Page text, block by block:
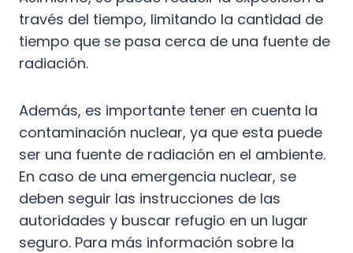
través del tiempo, limitando la cantidad de
tiempo que se pasa cerca de una fuente de
radiación.
Además, es importante tener en cuenta la
contaminación nuclear, ya que esta puede
ser una fuente de radiación en el ambiente.
En caso de una emergencia nuclear, se
deben seguir las instrucciones de las
autoridades y buscar refugio en un lugar
seguro. Para más información sobre la